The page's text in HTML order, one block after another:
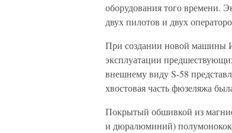
оборудования того времени.
двух пилотов и двух
При создании новой машины
эксплуатации
внешнему виду S-58
хвостовая часть фюзеляжа
Покрытый обшивкой из
и дюралюминий)